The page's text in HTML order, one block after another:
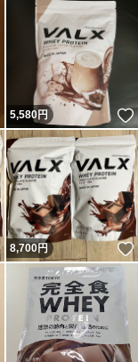
いいね！
5,580円
いいね！
8,700円